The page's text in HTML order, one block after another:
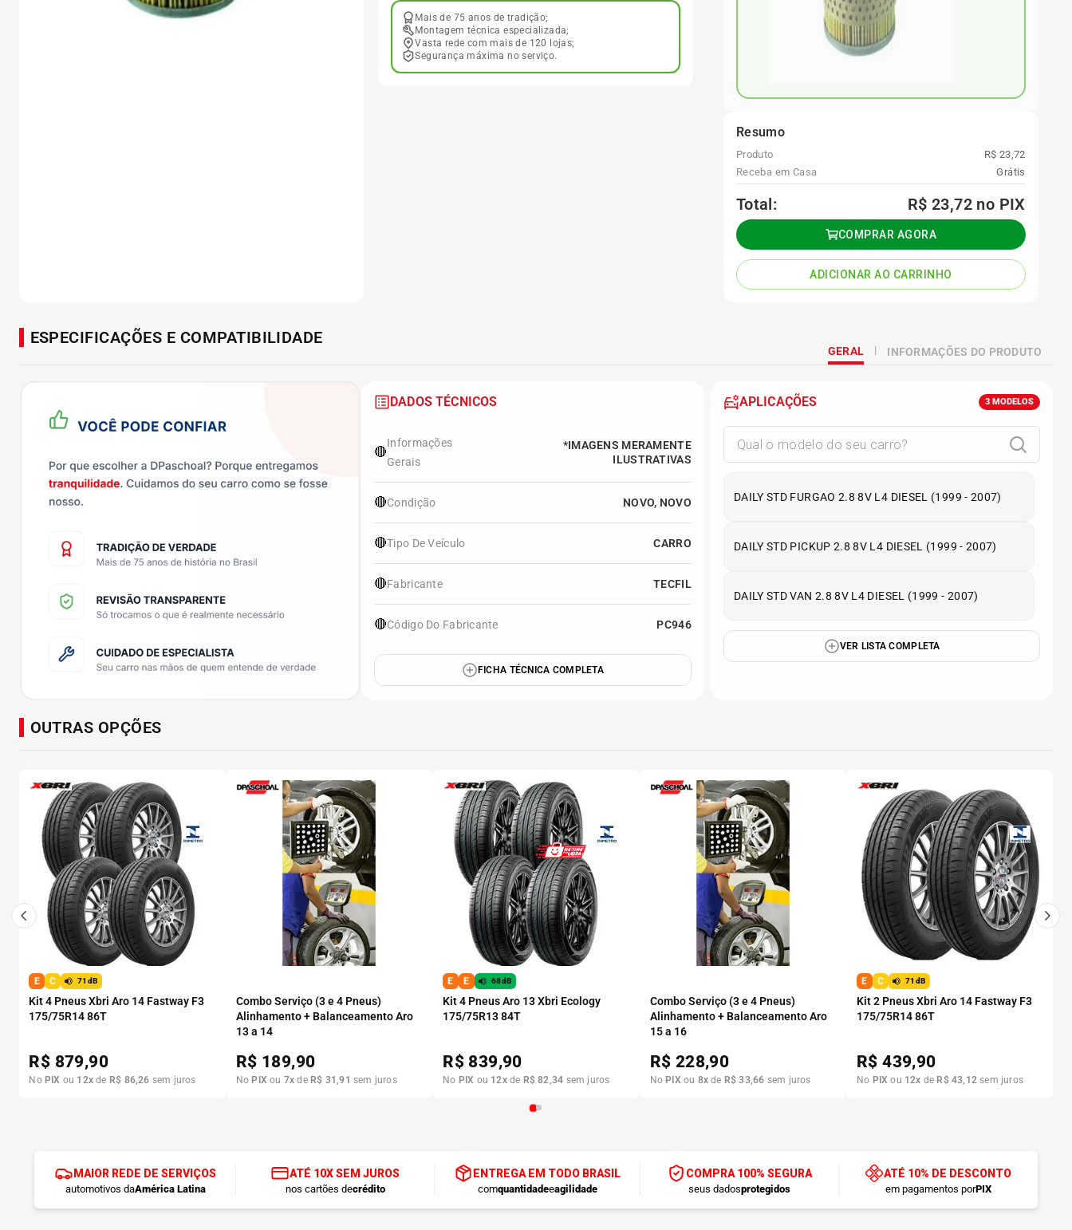
Mais de 75 anos de tradição;
Montagem técnica especializada;
Vasta rede com mais de 120 lojas;
Segurança máxima no serviço.
Resumo
Produto
R$ 23,72
Receba em Casa
Grátis
Total: R$ 23,72 no PIX
COMPRAR AGORA
ADICIONAR AO CARRINHO
ESPECIFICAÇÕES E COMPATIBILIDADE
GERAL INFORMAÇÕES DO PRODUTO
DADOS TÉCNICOS
🔴
Informações
Gerais
*IMAGENS MERAMENTE
ILUSTRATIVAS
🔴Condição NOVO, NOVO
🔴Tipo De Veículo CARRO
🔴Fabricante TECFIL
🔴Código Do Fabricante PC946
FICHA TÉCNICA COMPLETA
APLICAÇÕES 3 MODELOS
DAILY STD FURGAO 2.8 8V L4 DIESEL (1999 - 2007)
DAILY STD PICKUP 2.8 8V L4 DIESEL (1999 - 2007)
DAILY STD VAN 2.8 8V L4 DIESEL (1999 - 2007)
VER LISTA COMPLETA
OUTRAS OPÇÕES
E C 71dB
Kit 4 Pneus Xbri Aro 14 Fastway F3
175/75R14 86T
R$ 879,90
No PIX ou 12x de R$ 86,26 sem juros
Combo Serviço (3 e 4 Pneus)
Alinhamento + Balanceamento Aro
13 a 14
R$ 189,90
No PIX ou 7x de R$ 31 ,91 sem juros
E E 68dB
Kit 4 Pneus Aro 13 Xbri Ecology
175/75R13 84T
R$ 839,90
No PIX ou 12xde R$ 82,34 sem juros
Combo Serviço (3 e 4 Pneus)
Alinhamento + Balanceamento Aro
15 a 16
R$ 228,90
No PIX ou 8x de R$ 33,66 sem juros
E C 71dB
Kit 2 Pneus Xbri Aro 14 Fastway F3
175/75R14 86T
R$439,90
No PIX ou 12x de R$ 43, 12 sem juros
MAIOR REDE DE SERVIÇOS
automotivos daAmérica Latina
ATÉ 10X SEM JUROS
nos cartões decrédito
ENTREGA EM TODO BRASIL
comquantidadeeagilidade
COMPRA 100% SEGURA
seus dadosprotegidos
ATÉ 10% DE DESCONTO
em pagamentos porPIX
175 70r13